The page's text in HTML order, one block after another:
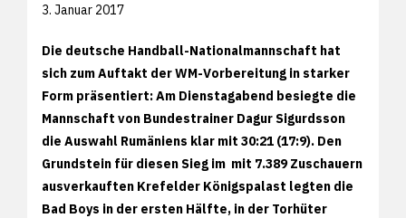
3. Januar 2017
Die deutsche Handball-Nationalmannschaft hat
sich zum Auftakt der WM-Vorbereitung in starker
Form präsentiert: Am Dienstagabend besiegte die
Mannschaft von Bundestrainer Dagur Sigurdsson
die Auswahl Rumäniens klar mit 30:21 (17:9). Den
Grundstein für diesen Sieg im mit 7.389 Zuschauern
ausverkauften Krefelder Königspalast legten die
Bad Boys in der ersten Hälfte, in der Torhüter